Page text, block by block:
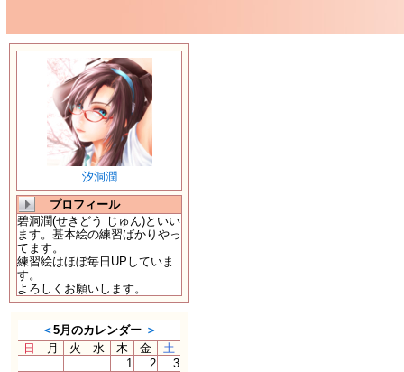
汐洞潤
プロフィール
碧洞潤(せきどう じゅん)といい
ます。基本絵の練習ばかりやっ
てます。
練習絵はほぼ毎日UPしていま
す。
よろしくお願いします。
＜5月のカレンダー ＞
日
月 火 水 木 金
土
1
2
3